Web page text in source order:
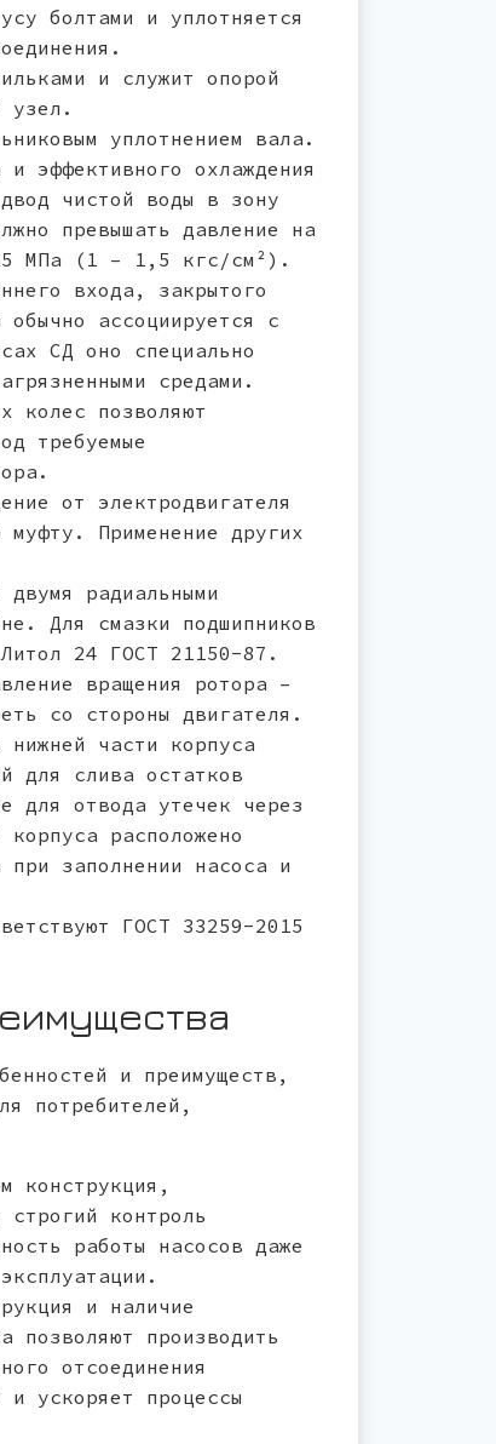
болтами и уплотняется
и служит опорой
узел.
уплотнением вала.
эффективного охлаждения
чистой воды в зону
превышать давление на
МПа (1 – 1,5 кгс/см²).
входа, закрытого
ассоциируется с
СД оно специально
средами.
колес позволяют
требуемые
от электродвигателя
муфту. Применение других
радиальными
Для смазки подшипников
24 ГОСТ 21150-87.
вращения ротора –
со стороны двигателя.
нижней части корпуса
для слива остатков
для отвода утечек через
расположено
заполнении насоса и
ГОСТ 33259-2015
и преимуществ,
потребителей,
конструкция,
строгий контроль
работы насосов даже
и наличие
позволяют производить
отсоединения
и ускоряет процессы